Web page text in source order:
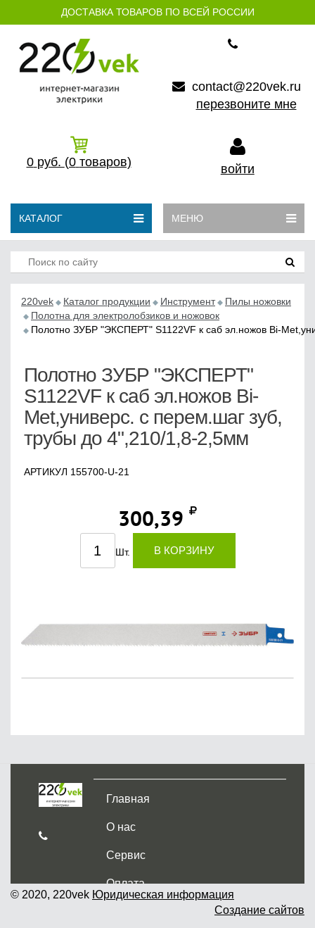
ДОСТАВКА ТОВАРОВ ПО ВСЕЙ РОССИИ
contact@220vek.ru
перезвоните мне
0 руб. (0 товаров) войти
КАТАЛОГ МЕНЮ
220vek Каталог продукции Инструмент
Пилы ножовки
Полотна для электролобзиков и ножовок
Полотно ЗУБР "ЭКСПЕРТ" S1122VF к саб эл.ножов Bi-
Полотно ЗУБР "ЭКСПЕРТ"
S1122VF к саб эл.ножов Bi-
Met,универс. с перем.шаг зуб,
трубы до 4",210/1,8-2,5мм
АРТИКУЛ 155700-U-21
300,39
Шт. В КОРЗИНУ
Главная
О нас
Сервис
Оплата
Доставка и самовывоз
© 2020, 220vek Юридическая информация
Создание сайтов